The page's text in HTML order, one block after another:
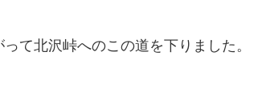
て北沢峠へのこの道を下りました。